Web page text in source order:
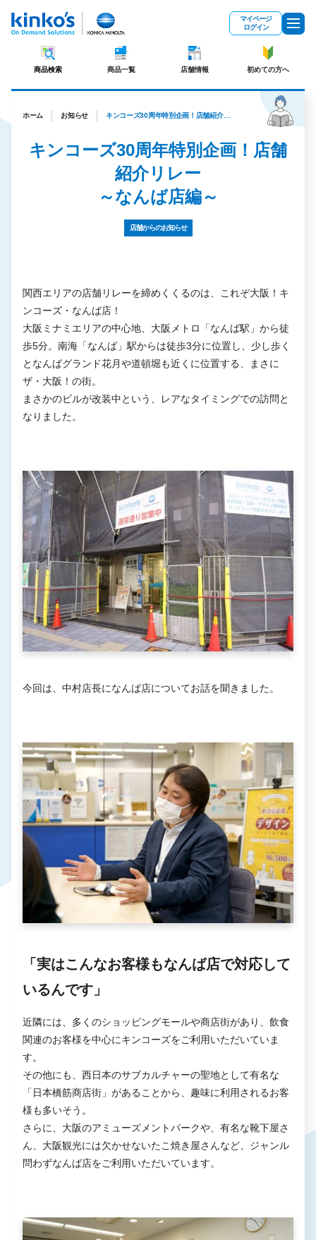
マイページ
ログイン
商品検索 商品一覧 店舗情報 初めての方へ
ホーム お知らせ キンコーズ30周年特別企画！店舗紹介リレー ～なんば店編～
キンコーズ30周年特別企画！店舗
紹介リレー
～なんば店編～
店舗からのお知らせ
関西エリアの店舗リレーを締めくくるのは、これぞ大阪！キ
ンコーズ・なんば店！
大阪ミナミエリアの中心地、大阪メトロ「なんば駅」から徒
歩5分。南海「なんば」駅からは徒歩3分に位置し、少し歩く
となんばグランド花月や道頓堀も近くに位置する、まさに
ザ・大阪！の街。
まさかのビルが改装中という、レアなタイミングでの訪問と
なりました。
今回は、中村店長になんば店についてお話を聞きました。
「実はこんなお客様もなんば店で対応して
いるんです」
近隣には、多くのショッピングモールや商店街があり、飲食
関連のお客様を中心にキンコーズをご利用いただいていま
す。
その他にも、西日本のサブカルチャーの聖地として有名な
「日本橋筋商店街」があることから、趣味に利用されるお客
様も多いそう。
さらに、大阪のアミューズメントパークや、有名な靴下屋さ
ん、大阪観光には欠かせないたこ焼き屋さんなど、ジャンル
問わずなんば店をご利用いただいています。